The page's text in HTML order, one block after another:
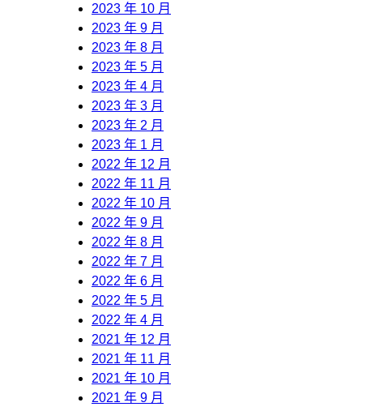
2023 年 10 月
2023 年 9 月
2023 年 8 月
2023 年 5 月
2023 年 4 月
2023 年 3 月
2023 年 2 月
2023 年 1 月
2022 年 12 月
2022 年 11 月
2022 年 10 月
2022 年 9 月
2022 年 8 月
2022 年 7 月
2022 年 6 月
2022 年 5 月
2022 年 4 月
2021 年 12 月
2021 年 11 月
2021 年 10 月
2021 年 9 月